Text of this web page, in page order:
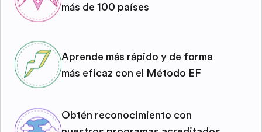
más de 100 países
Aprende más rápido y de forma
más eficaz con el Método EF
Obtén reconocimiento con